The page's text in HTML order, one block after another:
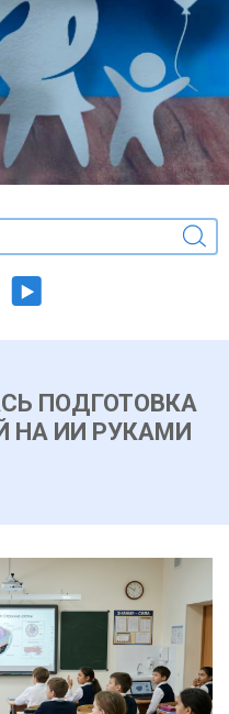
ПОДГОТОВКА
НА ИИ РУКАМИ